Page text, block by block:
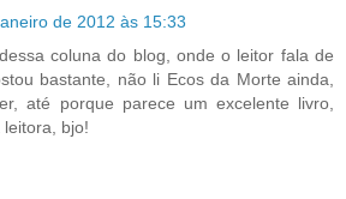
de 2012 às 15:33
coluna do blog, onde o leitor fala de
bastante, não li Ecos da Morte ainda,
até porque parece um excelente livro,
bjo!